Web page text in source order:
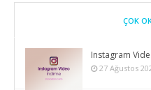
ÇOK
Instagram
27 Ağustos